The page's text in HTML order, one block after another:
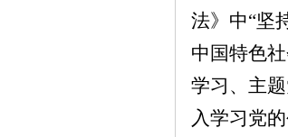
法》中“坚
中国特色
学习、主题
入学习党